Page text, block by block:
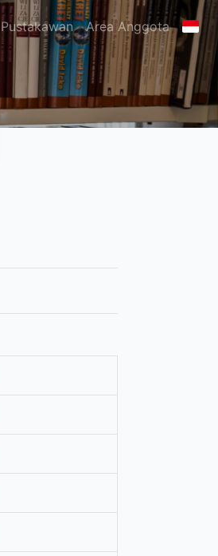
Pustakawan Area Anggota